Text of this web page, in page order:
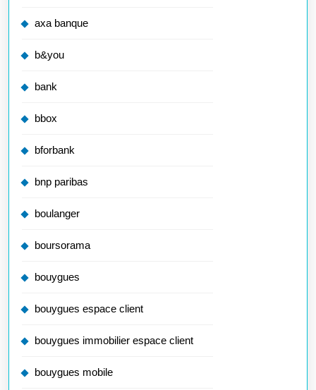
axa banque
b&you
bank
bbox
bforbank
bnp paribas
boulanger
boursorama
bouygues
bouygues espace client
bouygues immobilier espace client
bouygues mobile